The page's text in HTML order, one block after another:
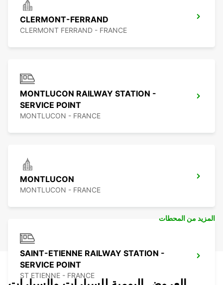
CLERMONT-FERRAND
CLERMONT FERRAND - FRANCE
MONTLUCON RAILWAY STATION -
SERVICE POINT
MONTLUCON - FRANCE
MONTLUCON
MONTLUCON - FRANCE
SAINT-ETIENNE RAILWAY STATION -
SERVICE POINT
ST ETIENNE - FRANCE
المزيد من المحطات